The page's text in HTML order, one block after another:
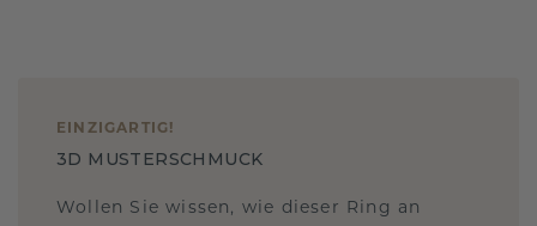
EINZIGARTIG !
3D MUSTERSCHMUCK
Wollen Sie wissen, wie dieser Ring an